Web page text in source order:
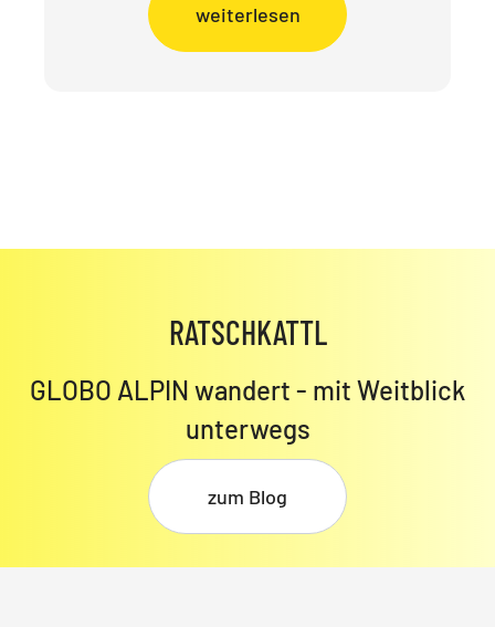
weiterlesen
RATSCHKATTL
GLOBO ALPIN wandert - mit Weitblick
unterwegs
zum Blog